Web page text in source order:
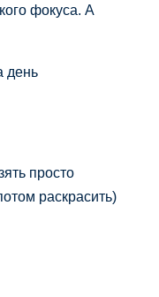
фокуса. А
просто
раскрасить)